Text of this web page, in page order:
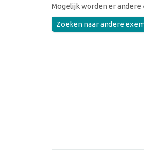
Mogelijk worden er andere
Zoeken naar andere